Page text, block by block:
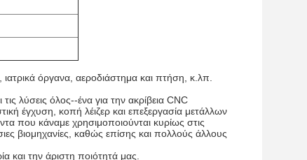
όργανα, αεροδιάστημα και πτήση, κ.λπ.
λύσεις όλος--ένα για την ακρίβεια CNC
έγχυση, κοπή λέιζερ και επεξεργασία μετάλλων
που κάναμε χρησιμοποιούνται κυρίως στις
βιομηχανίες, καθώς επίσης και πολλούς άλλους
και την άριστη ποιότητά μας.